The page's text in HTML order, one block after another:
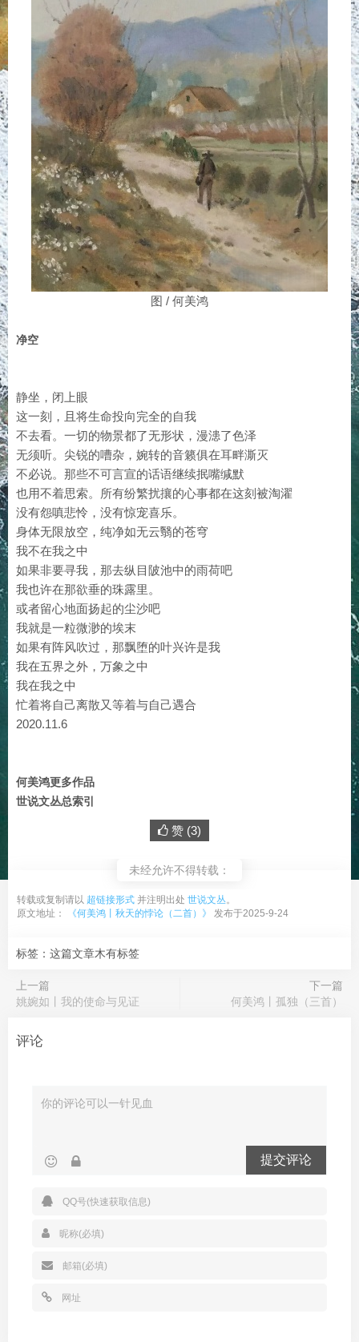
图 / 何美鸿
净空
静坐，闭上眼
这一刻，且将生命投向完全的自我
不去看。一切的物景都了无形状，漫漶了色泽
无须听。尖锐的嘈杂，婉转的音籁俱在耳畔澌灭
不必说。那些不可言宣的话语继续抿嘴缄默
也用不着思索。所有纷繁扰攘的心事都在这刻被淘濯
没有怨嗔悲怜，没有惊宠喜乐。
身体无限放空，纯净如无云翳的苍穹
我不在我之中
如果非要寻我，那去纵目陂池中的雨荷吧
我也许在那欲垂的珠露里。
或者留心地面扬起的尘沙吧
我就是一粒微渺的埃末
如果有阵风吹过，那飘堕的叶兴许是我
我在五界之外，万象之中
我在我之中
忙着将自己离散又等着与自己遇合
2020.11.6
何美鸿更多作品
世说文丛总索引
赞 (3)
未经允许不得转载：
转载或复制请以 超链接形式 并注明出处 世说文丛。
原文地址：
《何美鸿丨秋天的悖论（二首）》 发布于2025-9-24
标签：这篇文章木有标签
上一篇
姚婉如丨我的使命与见证
下一篇
何美鸿丨孤独（三首）
评论
提交评论